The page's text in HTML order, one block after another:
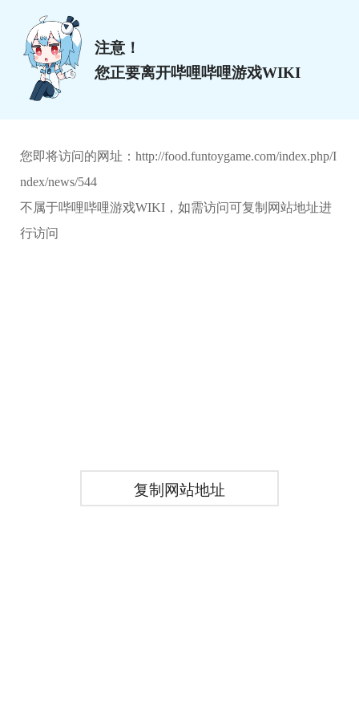
注意！
您正要离开哔哩哔哩游戏WIKI
您即将访问的网址： http://food.funtoygame.com/index.php/I
ndex/news/544
不属于哔哩哔哩游戏WIKI，如需访问可复制网站地址进
行访问
复制网站地址